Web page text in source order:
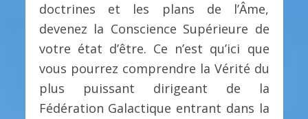
doctrines et les plans de l’Âme,
devenez la Conscience Supérieure de
votre état d’être. Ce n’est qu’ici que
vous pourrez comprendre la Vérité du
plus puissant dirigeant de la
Fédération Galactique entrant dans la